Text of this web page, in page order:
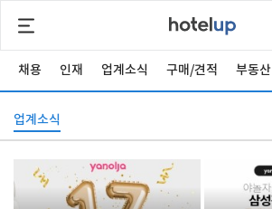
채용 인재 업계소식 구매/견적 부동산
업계소식